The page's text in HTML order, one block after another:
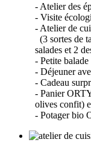
- Atelier des
- Visite
- Atelier de
(3 sortes de
salades et 2
- Petite
- Déjeuner
- Cadeau
- Panier
olives confit)
- Potager bio